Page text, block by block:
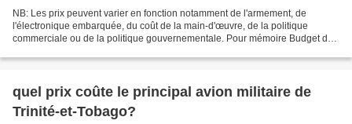
NB: Les prix peuvent varier en fonction notamment de l'armement, de
l'électronique embarquée, du coût de la main-d'œuvre, de la politique
commerciale ou de la politique gouvernementale. Pour mémoire Budget de
quel prix coûte le principal avion militaire de
Trinité-et-Tobago?